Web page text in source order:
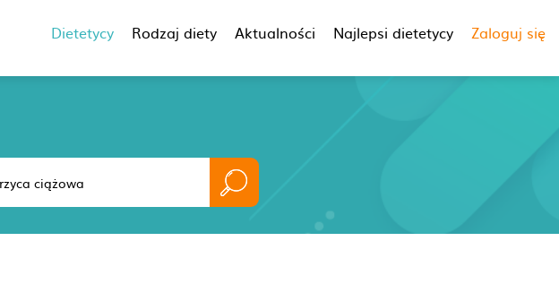
Dietetycy Rodzaj diety Aktualności Najlepsi dietetycy Zaloguj się